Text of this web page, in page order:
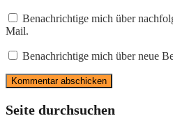
Benachrichtige mich über
Mail.
Benachrichtige mich über neue
Seite durchsuchen